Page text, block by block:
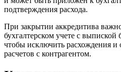
подтверждения расхода.
При закрытии аккредитива
бухгалтерском учете с
чтобы исключить расхождения и
расчетов с контрагентом.